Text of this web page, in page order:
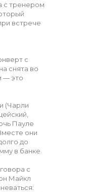
с тренером
встрече
с
снята во
— это
(Чарли
Пауле
они
до
в банке.
с
Майкл